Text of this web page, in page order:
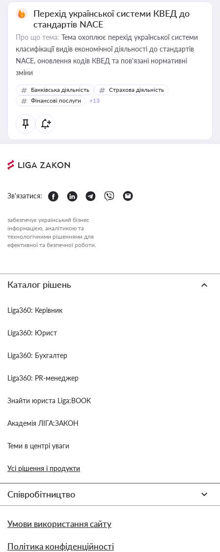
Перехід української системи КВЕД до
стандартів NACE
Про що тема: Тема охоплює перехід української системи
класифікації видів економічної діяльності до стандартів
NACE, оновлення кодів КВЕД та пов'язані нормативні
зміни
Банківська діяльність
Страхова діяльність
Фінансові послуги
+13
Зв'язатися:
забезпечує український бізнес
інформацією, аналітикою та
технологічними рішеннями для
ефективної та безпечної роботи.
Каталог рішень
Liga360: Керівник
Liga360: Юрист
Liga360: Бухгалтер
Liga360: PR-менеджер
Знайти юриста Liga:BOOK
Академія ЛІГА:ЗАКОН
Теми в центрі уваги
Усі рішення і продукти
Співробітництво
Умови використання сайту
Політика конфіденційності